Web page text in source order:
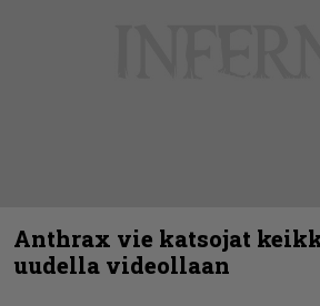
Anthrax vie katsojat
uudella videollaan